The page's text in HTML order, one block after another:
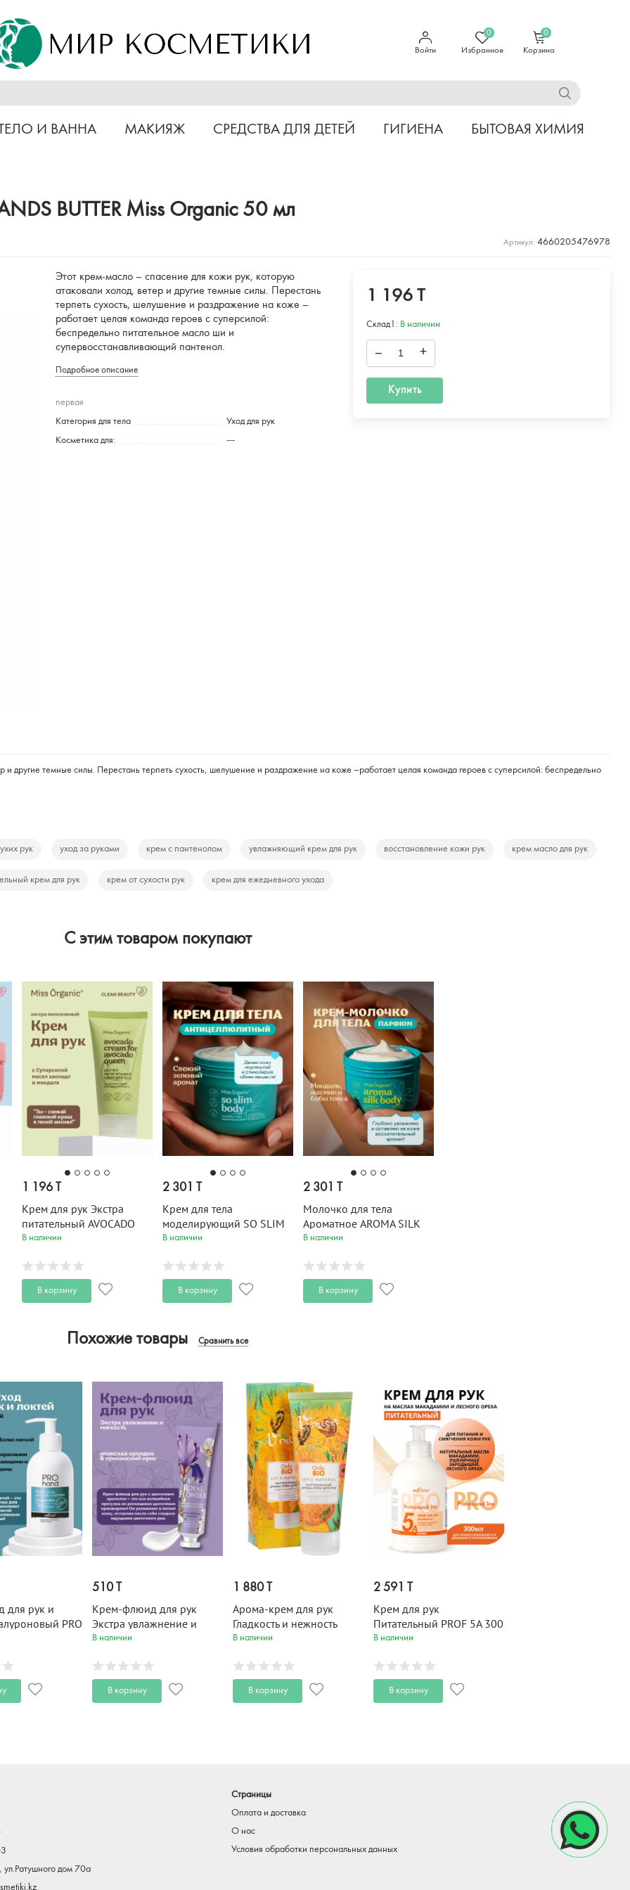
Войти
0
Избранное
0
Корзина
И ВАННА МАКИЯЖ СРЕДСТВА ДЛЯ ДЕТЕЙ ГИГИЕНА БЫТОВАЯ ХИМИЯ
BUTTER Miss Organic 50 мл
Артикул: 4660205476978
Этот крем-масло – спасение для кожи рук, которую
атаковали холод, ветер и другие темные силы. Перестань
терпеть сухость, шелушение и раздражение на коже –
работает целая команда героев с суперсилой:
беспредельно питательное масло ши и
супервосстанавливающий пантенол.
Подробное описание
первая
Категория для тела Уход для рук
Косметика для: ---
1 196 T
Склад1: В наличии
– +
Купить
другие темные силы. Перестань терпеть сухость, шелушение и раздражение на коже –работает целая команда героев с суперсилой: беспредельно
рук уход за руками крем с пантенолом увлажняющий крем для рук восстановление кожи рук крем масло для рук
крем для рук крем от сухости рук крем для ежедневного ухода
C этим товаром покупают
1 196 T
Крем для рук Экстра
питательный AVOCADO
CREAM FOR AVOCADO
В наличии
В корзину
2 301 T
Крем для тела
моделирующий SO SLIM
BODY Miss Organic 140 мл
В наличии
В корзину
2 301 T
Молочко для тела
Ароматное AROMA SILK
BODY Miss Organic 140 мл
В наличии
В корзину
Похожие товары Сравнить все
для рук и
PRO
510 T
Крем-флюид для рук
Экстра увлажнение и
мягкость ROYAL FLOWERS
В наличии
В корзину
1 880 T
Арома-крем для рук
Гладкость и нежность
Масло подсолнуха Only
В наличии
В корзину
2 591 T
Крем для рук
Питательный PROF 5A 300
мл
В наличии
В корзину
ул.Ратушного дом 70а
Страницы
Оплата и доставка
О нас
Условия обработки персональных данных